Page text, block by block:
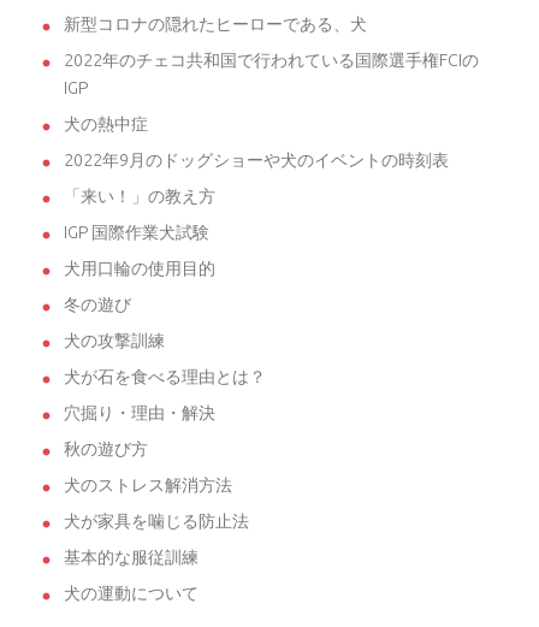
新型コロナの隠れたヒーローである、犬
2022年のチェコ共和国で行われている国際選手権FCIの
IGP
犬の熱中症
2022年9月のドッグショーや犬のイベントの時刻表
「来い！」の教え方
IGP 国際作業犬試験
犬用口輪の使用目的
冬の遊び
犬の攻撃訓練
犬が石を食べる理由とは？
穴掘り・理由・解決
秋の遊び方
犬のストレス解消方法
犬が家具を噛じる防止法
基本的な服従訓練
犬の運動について